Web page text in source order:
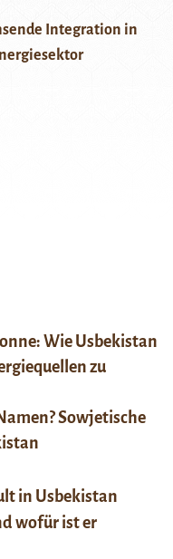
Integration in
Wie Usbekistan
zu
Sowjetische
in Usbekistan
wofür ist er